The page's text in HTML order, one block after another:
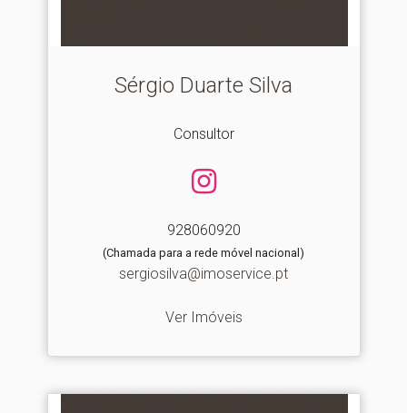
Sérgio Duarte Silva
Consultor
928060920
(Chamada para a rede móvel nacional)
sergiosilva@imoservice.pt
Ver Imóveis